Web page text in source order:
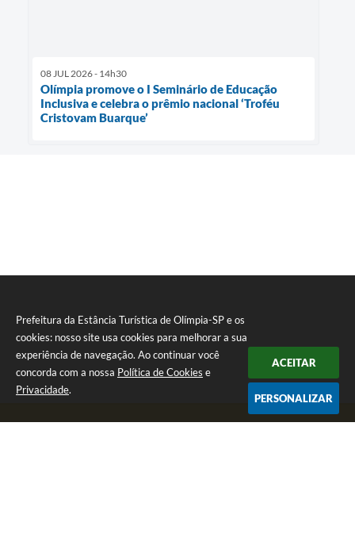
Prefeitura da Estância Turística de Olímpia-SP e os
cookies: nosso site usa cookies para melhorar a sua
experiência de navegação. Ao continuar você
concorda com a nossa Política de Cookies e
Privacidade.
ACEITAR
PERSONALIZAR
08 JUL 2026 - 14h30
Olímpia promove o I Seminário de Educação
Inclusiva e celebra o prêmio nacional ‘Troféu
Cristovam Buarque’